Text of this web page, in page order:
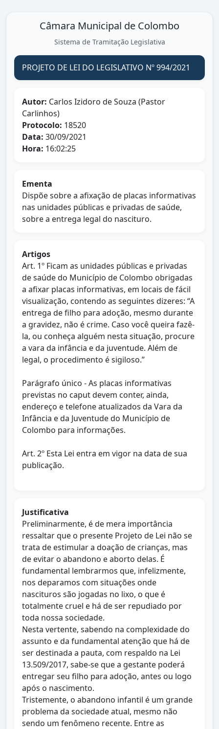
Câmara Municipal de Colombo
Sistema de Tramitação Legislativa
PROJETO DE LEI DO LEGISLATIVO Nº 994/2021
Autor: Carlos Izidoro de Souza (Pastor
Carlinhos)
Protocolo: 18520
Data: 30/09/2021
Hora: 16:02:25
Ementa
Dispõe sobre a afixação de placas informativas
nas unidades públicas e privadas de saúde,
sobre a entrega legal do nascituro.
Artigos
Art. 1º Ficam as unidades públicas e privadas
de saúde do Município de Colombo obrigadas
a afixar placas informativas, em locais de fácil
visualização, contendo as seguintes dizeres: “A
entrega de filho para adoção, mesmo durante
a gravidez, não é crime. Caso você queira fazê-
la, ou conheça alguém nesta situação, procure
a vara da infância e da juventude. Além de
legal, o procedimento é sigiloso.”
Parágrafo único - As placas informativas
previstas no caput devem conter, ainda,
endereço e telefone atualizados da Vara da
Infância e da Juventude do Município de
Colombo para informações.
Art. 2º Esta Lei entra em vigor na data de sua
publicação.
Justificativa
Preliminarmente, é de mera importância
ressaltar que o presente Projeto de Lei não se
trata de estimular a doação de crianças, mas
de evitar o abandono e aborto delas. É
fundamental lembrarmos que, infelizmente,
nos deparamos com situações onde
nascituros são jogadas no lixo, o que é
totalmente cruel e há de ser repudiado por
toda nossa sociedade.
Nesta vertente, sabendo na complexidade do
assunto e da fundamental atenção que há de
ser destinada a pauta, com respaldo na Lei
13.509/2017, sabe-se que a gestante poderá
entregar seu filho para adoção, antes ou logo
após o nascimento.
Tristemente, o abandono infantil é um grande
problema da sociedade atual, mesmo não
sendo um fenômeno recente. Entre as